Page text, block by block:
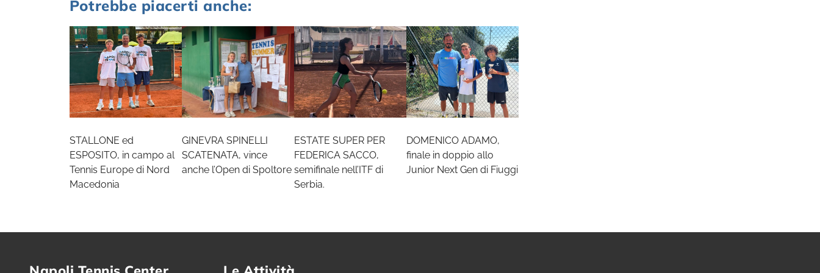
Potrebbe piacerti anche:
STALLONE ed
ESPOSITO, in campo al
Tennis Europe di Nord
Macedonia
GINEVRA SPINELLI
SCATENATA, vince
anche l’Open di Spoltore
ESTATE SUPER PER
FEDERICA SACCO,
semifinale nell’ITF di
Serbia.
DOMENICO ADAMO,
finale in doppio allo
Junior Next Gen di Fiuggi